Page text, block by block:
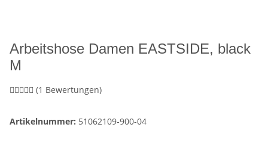
Arbeitshose Damen EASTSIDE, black
M
(1 Bewertungen)
Artikelnummer: 51062109-900-04